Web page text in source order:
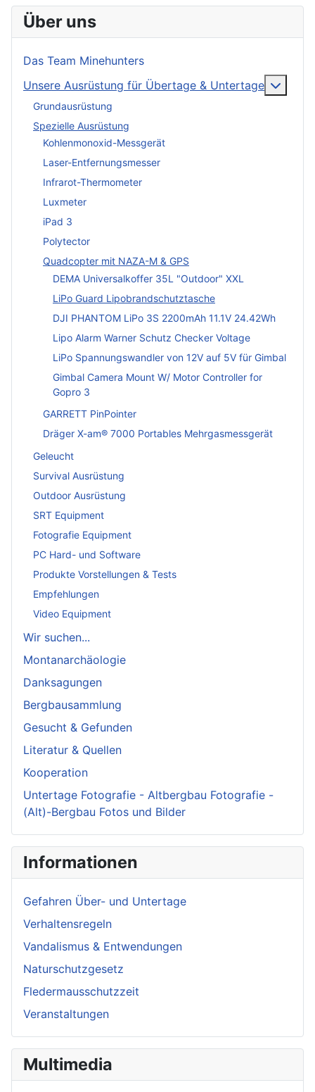
Über uns
Das Team Minehunters
Unsere Ausrüstung für Übertage & Untertage
Grundausrüstung
Spezielle Ausrüstung
Kohlenmonoxid-Messgerät
Laser-Entfernungsmesser
Infrarot-Thermometer
Luxmeter
iPad 3
Polytector
Quadcopter mit NAZA-M & GPS
DEMA Universalkoffer 35L "Outdoor" XXL
LiPo Guard Lipobrandschutztasche
DJI PHANTOM LiPo 3S 2200mAh 11.1V 24.42Wh
Lipo Alarm Warner Schutz Checker Voltage
LiPo Spannungswandler von 12V auf 5V für Gimbal
Gimbal Camera Mount W/ Motor Controller for
Gopro 3
GARRETT PinPointer
Dräger X-am® 7000 Portables Mehrgasmessgerät
Geleucht
Survival Ausrüstung
Outdoor Ausrüstung
SRT Equipment
Fotografie Equipment
PC Hard- und Software
Produkte Vorstellungen & Tests
Empfehlungen
Video Equipment
Wir suchen...
Montanarchäologie
Danksagungen
Bergbausammlung
Gesucht & Gefunden
Literatur & Quellen
Kooperation
Untertage Fotografie - Altbergbau Fotografie -
(Alt)-Bergbau Fotos und Bilder
Informationen
Gefahren Über- und Untertage
Verhaltensregeln
Vandalismus & Entwendungen
Naturschutzgesetz
Fledermausschutzzeit
Veranstaltungen
Multimedia